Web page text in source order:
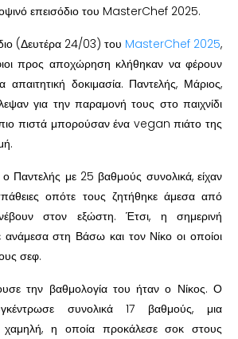
επεισόδιο του MasterChef 2025.
(Δευτέρα 24/03) του MasterChef 2025,
προς αποχώρηση κλήθηκαν να φέρουν
απαιτητική δοκιμασία. Παντελής, Μάριος,
για την παραμονή τους στο παιχνίδι
πιστά μπορούσαν ένα vegan πιάτο της
Παντελής με 25 βαθμούς συνολικά, είχαν
οπότε τους ζητήθηκε άμεσα από
στον εξώστη. Έτσι, η σημερινή
στη Βάσω και τον Νίκο οι οποίοι
σεφ.
την βαθμολογία του ήταν ο Νίκος. Ο
συνολικά 17 βαθμούς, μια
χαμηλή, η οποία προκάλεσε σοκ στους